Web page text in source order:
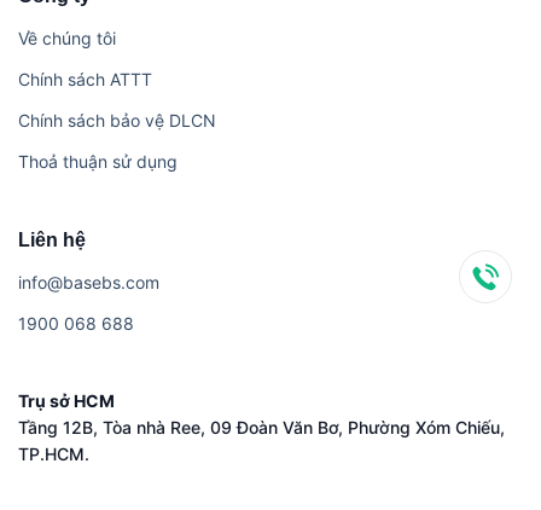
Về chúng tôi
Chính sách ATTT
Chính sách bảo vệ DLCN
Thoả thuận sử dụng
Liên hệ
i​n​f​o​@​b​a​s​e​b​s​.​c​o​m
1​9​0​0​ ​0​6​8​ ​6​8​8
Trụ sở HCM
Tầng 12B, Tòa nhà Ree, 09 Đoàn Văn Bơ, Phường Xóm Chiếu,
TP.HCM.